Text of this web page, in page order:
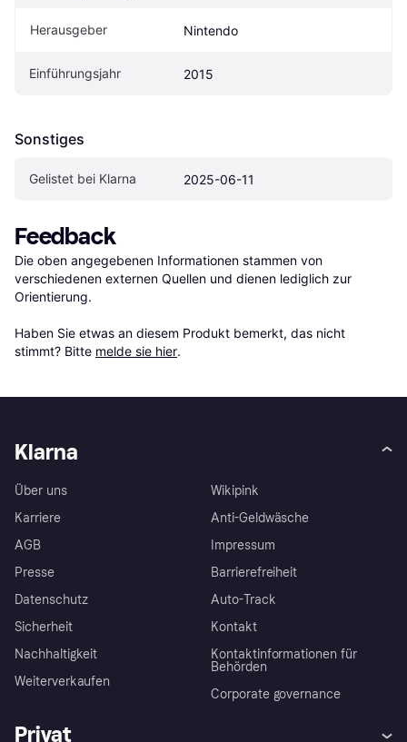
Herausgeber Nintendo
Einführungsjahr 2015
Sonstiges
Gelistet bei Klarna 2025-06-11
Feedback
Die oben angegebenen Informationen stammen von
verschiedenen externen Quellen und dienen lediglich zur
Orientierung.
Haben Sie etwas an diesem Produkt bemerkt, das nicht
stimmt? Bitte melde sie hier.
Klarna
Über uns
Karriere
AGB
Presse
Datenschutz
Sicherheit
Nachhaltigkeit
Weiterverkaufen
Wikipink
Anti-Geldwäsche
Impressum
Barrierefreiheit
Auto-Track
Kontakt
Kontaktinformationen für
Behörden
Corporate governance
Privat